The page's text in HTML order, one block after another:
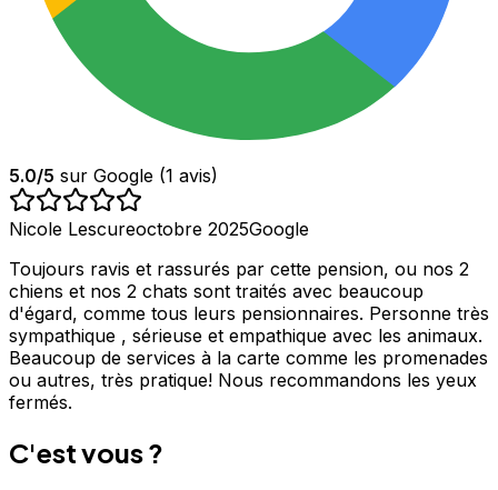
5.0/5 sur Google (1 avis)
Nicole Lescureoctobre 2025Google
Toujours ravis et rassurés par cette pension, ou nos 2
chiens et nos 2 chats sont traités avec beaucoup
d'égard, comme tous leurs pensionnaires. Personne très
sympathique , sérieuse et empathique avec les animaux.
Beaucoup de services à la carte comme les promenades
ou autres, très pratique! Nous recommandons les yeux
fermés.
C'est vous ?